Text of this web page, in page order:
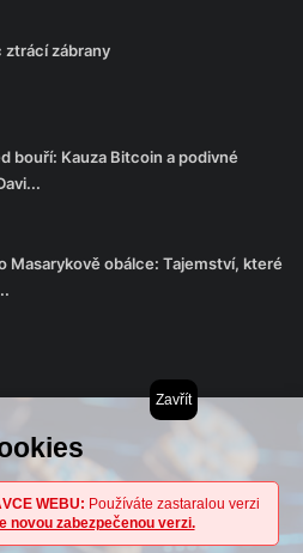
ztrácí zábrany
bouří: Kauza Bitcoin a podivné
Masarykově obálce: Tajemství, které
Zavřít
WEBU: Používáte zastaralou verzi
novou zabezpečenou verzi.